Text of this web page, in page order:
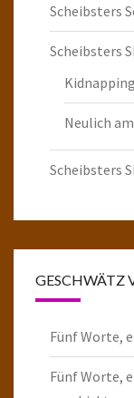
Scheibsters
Scheibsters
Neulich
Scheibsters
GESCHWÄTZ
Fünf Worte,
Fünf Worte,